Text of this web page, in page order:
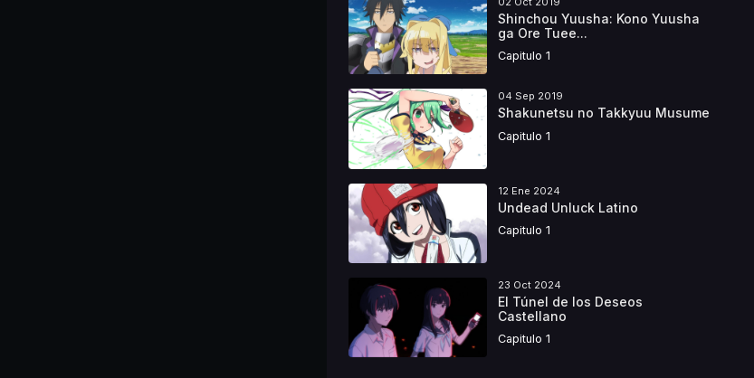
Shinchou Yuusha: Kono Yuusha
ga Ore Tuee...
Capitulo 1
04 Sep 2019
Shakunetsu no Takkyuu Musume
Capitulo 1
12 Ene 2024
Undead Unluck Latino
Capitulo 1
23 Oct 2024
El Túnel de los Deseos
Castellano
Capitulo 1